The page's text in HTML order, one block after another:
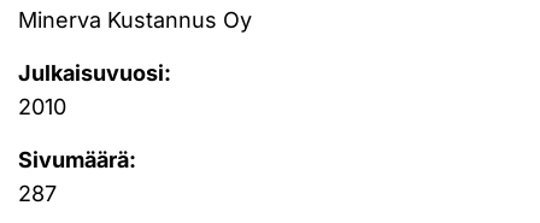
Minerva Kustannus Oy
Julkaisuvuosi:
2010
Sivumäärä:
287